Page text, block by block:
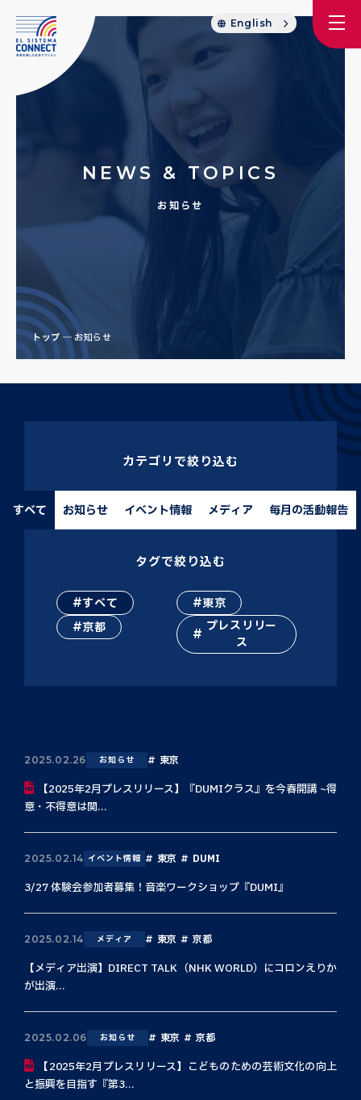
English
NEWS & TOPICS
お知らせ
トップ お知らせ
カテゴリで絞り込む
すべて お知らせ イベント情報 メディア 毎月の活動報告
タグで絞り込む
すべて
東京
京都
プレスリリー
ス
2025.02.26 お知らせ 東京
【2025年2月プレスリリース】『DUMIクラス』を今春開講 ~得
意・不得意は関...
2025.02.14 イベント情報 東京 DUMI
3/27 体験会参加者募集！音楽ワークショップ『DUMI』
2025.02.14 メディア 東京 京都
【メディア出演】DIRECT TALK（NHK WORLD）にコロンえりか
が出演...
2025.02.06 お知らせ 東京 京都
【2025年2月プレスリリース】こどものための芸術文化の向上
と振興を目指す『第3...